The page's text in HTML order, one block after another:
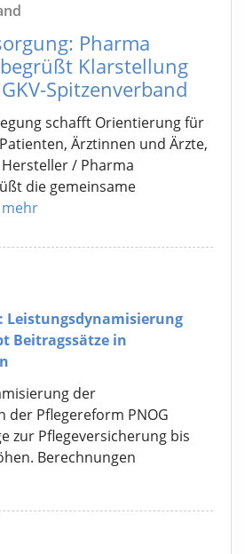
Pharma
Klarstellung
Spitzenverband
schafft Orientierung für
Ärztinnen und Ärzte,
/ Pharma
die gemeinsame
mehr
Leistungsdynamisierung
Beitragssätze in
der
der Pflegereform PNOG
zur Pflegeversicherung bis
Berechnungen